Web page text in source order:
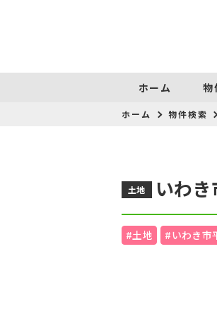
ホーム 物
ホーム 物件検索
土地 いわ
#土地 #いわき市